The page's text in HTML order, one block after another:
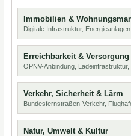
Immobilien &
Digitale Infrastruktur,
Erreichbarkeit & Versorgung
ÖPNV-Anbindung,
Verkehr, Sicherheit & Lärm
Bundesfernstraßen-Verkehr,
Natur, Umwelt & Kultur